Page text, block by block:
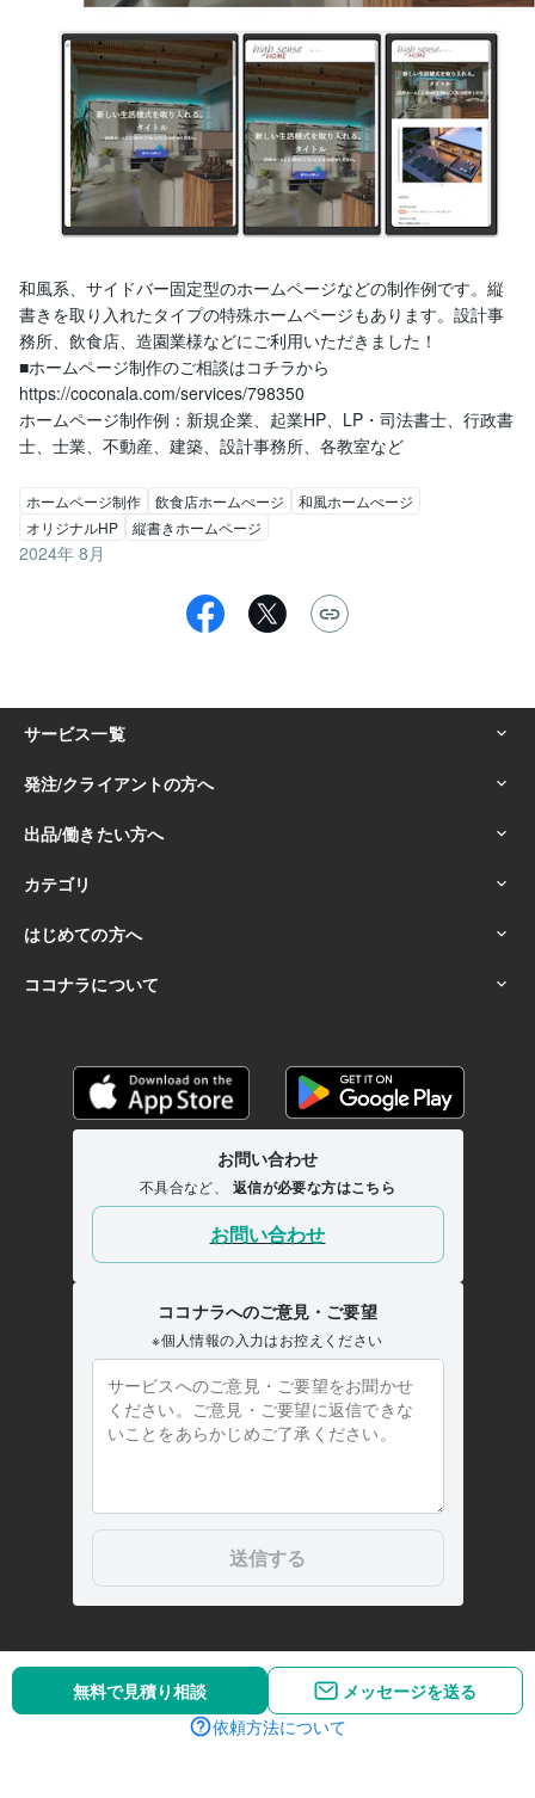
無料で見積り相談
メッセージを送る
依頼方法について
和風系、サイドバー固定型のホームページなどの制作例です。縦
書きを取り入れたタイプの特殊ホームページもあります。設計事
務所、飲食店、造園業様などにご利用いただきました！
■ホームページ制作のご相談はコチラから
https://coconala.com/services/798350
ホームページ制作例：新規企業、起業HP、LP・司法書士、行政書
士、士業、不動産、建築、設計事務所、各教室など
ホームページ制作 飲食店ホームぺージ
和風ホームぺージ
オリジナルHP
縦書きホームページ
2024年 8月